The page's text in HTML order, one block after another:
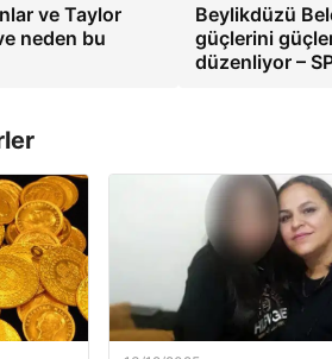
ve Taylor
neden bu
Beylikdüzü
güçlerini
düzenliyor –